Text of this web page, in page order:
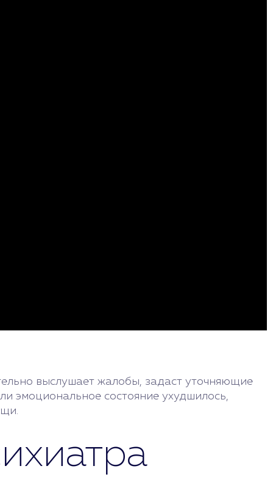
выслушает жалобы, задаст уточняющие
эмоциональное состояние ухудшилось,